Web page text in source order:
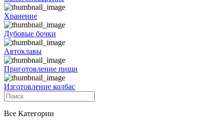
Хранение
Дубовые бочки
Автоклавы
Приготовление пищи
Изготовление колбас
Все Категории